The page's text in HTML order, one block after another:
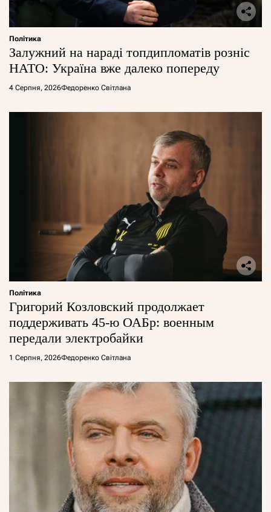
Політика
Залужний на нараді топдипломатів розніс
НАТО: Україна вже далеко попереду
4 Серпня, 2026Федоренко Світлана
Політика
Григорий Козловский продолжает
поддерживать 45-ю ОАБр: военным
передали электробайки
1 Серпня, 2026Федоренко Світлана